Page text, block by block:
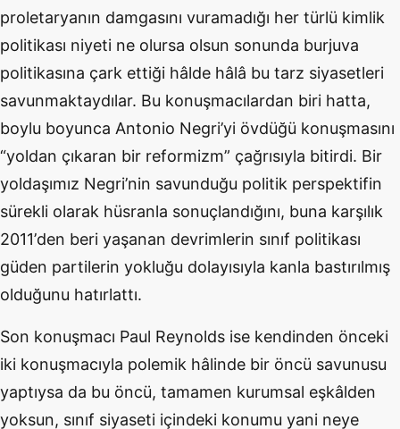
proletaryanın damgasını vuramadığı her türlü kimlik
politikası niyeti ne olursa olsun sonunda burjuva
politikasına çark ettiği hâlde hâlâ bu tarz siyasetleri
savunmaktaydılar. Bu konuşmacılardan biri hatta,
boylu boyunca Antonio Negri’yi övdüğü konuşmasını
“yoldan çıkaran bir reformizm” çağrısıyla bitirdi. Bir
yoldaşımız Negri’nin savunduğu politik perspektifin
sürekli olarak hüsranla sonuçlandığını, buna karşılık
2011’den beri yaşanan devrimlerin sınıf politikası
güden partilerin yokluğu dolayısıyla kanla bastırılmış
olduğunu hatırlattı.
Son konuşmacı Paul Reynolds ise kendinden önceki
iki konuşmacıyla polemik hâlinde bir öncü savunusu
yaptıysa da bu öncü, tamamen kurumsal eşkâlden
yoksun, sınıf siyaseti içindeki konumu yani neye